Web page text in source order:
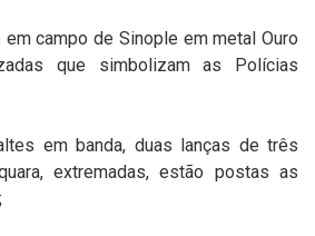
campo de Sinople em metal Ouro
que simbolizam as Polícias
em banda, duas lanças de três
extremadas, estão postas as